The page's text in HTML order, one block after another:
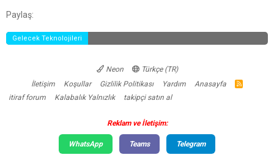
Paylaş:
Gelecek Teknolojileri
Neon
Türkçe (TR)
İletişim
Koşullar Gizlilik Politikası Yardım Anasayfa
R
itiraf forum Kalabalık Yalnızlık takipçi satın al
Reklam ve İletişim:
WhatsApp Teams Telegram